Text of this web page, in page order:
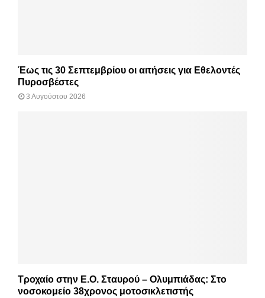
Έως τις 30 Σεπτεμβρίου οι αιτήσεις για Εθελοντές
Πυροσβέστες
3 Αυγούστου 2026
Τροχαίο στην Ε.Ο. Σταυρού – Ολυμπιάδας: Στο
νοσοκομείο 38χρονος μοτοσικλετιστής